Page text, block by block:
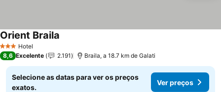
3 EstrelasHotel
Orient Braila
8,6 Excelente 2.191 Braila, a 18.7 km de Galati
Selecione as datas para ver os preços
exatos.
Ver preços